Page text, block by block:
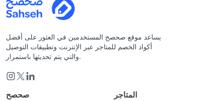
يساعد موقع صحصح المستخدمين في العثور على أفضل
أكواد الخصم للمتاجر عبر الإنترنت وتطبيقات التوصيل
والتي يتم تحديثها باستمرار.
صحصح المتاجر